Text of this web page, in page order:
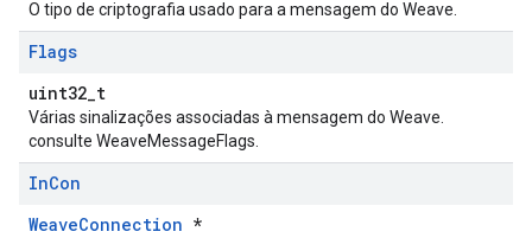
O tipo de criptografia usado para a mensagem do Weave.
Flags
uint32_t
Várias sinalizações associadas à mensagem do Weave.
consulte WeaveMessageFlags.
InCon
WeaveConnection *